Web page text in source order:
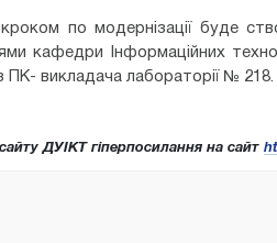
по модернізації буде
кафедри Інформаційних
ПК- викладача лабораторії № 218.
ДУІКТ гіперпосилання на сайт